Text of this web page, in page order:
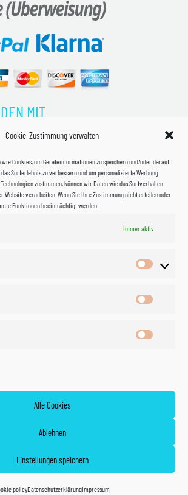
Cookie-Zustimmung verwalten
Cookies, um Geräteinformationen zu speichern und/oder darauf
Surferlebnis zu verbessern und um personalisierte Werbung
zustimmen, können wir Daten wie das Surfverhalten
Website verarbeiten. Wenn Sie Ihre Zustimmung nicht erteilen oder
Funktionen beeinträchtigt werden.
Immer aktiv
Vorlieben
Alle Cookies
Ablehnen
Einstellungen speichern
policyDatenschutzerklärungImpressum
MIT
policy (EU)